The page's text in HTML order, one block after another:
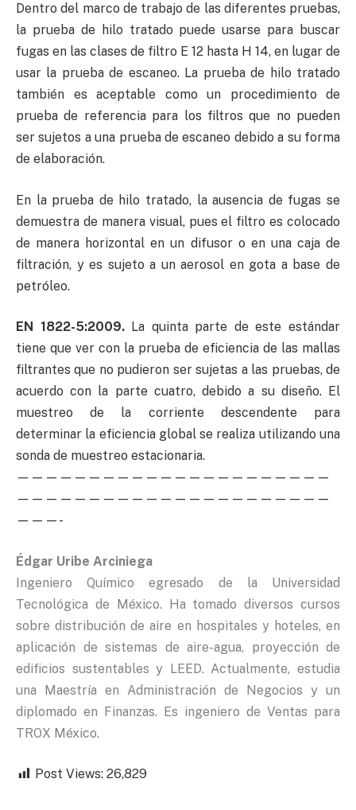
Dentro del marco de trabajo de las diferentes pruebas,
la prueba de hilo tratado puede usarse para buscar
fugas en las clases de filtro E 12 hasta H 14, en lugar de
usar la prueba de escaneo. La prueba de hilo tratado
también es aceptable como un procedimiento de
prueba de referencia para los filtros que no pueden
ser sujetos a una prueba de escaneo debido a su forma
de elaboración.
En la prueba de hilo tratado, la ausencia de fugas se
demuestra de manera visual, pues el filtro es colocado
de manera horizontal en un difusor o en una caja de
filtración, y es sujeto a un aerosol en gota a base de
petróleo.
EN 1822-5:2009.La quinta parte de este estándar
tiene que ver con la prueba de eficiencia de las mallas
filtrantes que no pudieron ser sujetas a las pruebas, de
acuerdo con la parte cuatro, debido a su diseño. El
muestreo de la corriente descendente para
determinar la eficiencia global se realiza utilizando una
sonda de muestreo estacionaria.
——————————————————————
——————————————————————
———-
Édgar Uribe Arciniega
Ingeniero Químico egresado de la Universidad
Tecnológica de México. Ha tomado diversos cursos
sobre distribución de aire en hospitales y hoteles, en
aplicación de sistemas de aire-agua, proyección de
edificios sustentables y LEED. Actualmente, estudia
una Maestría en Administración de Negocios y un
diplomado en Finanzas. Es ingeniero de Ventas para
TROX México.
Post Views: 26,829